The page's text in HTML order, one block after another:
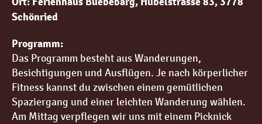
Schönried
Programm:
Das Programm besteht aus Wanderungen,
Besichtigungen und Ausflügen. Je nach körperlicher
Fitness kannst du zwischen einem gemütlichen
Spaziergang und einer leichten Wanderung wählen.
Am Mittag verpflegen wir uns mit einem Picknick